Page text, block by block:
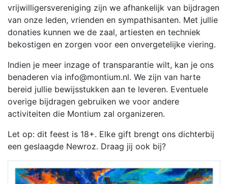
vrijwilligersvereniging zijn we afhankelijk van bijdragen
van onze leden, vrienden en sympathisanten. Met jullie
donaties kunnen we de zaal, artiesten en techniek
bekostigen en zorgen voor een onvergetelijke viering.
Indien je meer inzage of transparantie wilt, kan je ons
benaderen via info@montium.nl. We zijn van harte
bereid jullie bewijsstukken aan te leveren. Eventuele
overige bijdragen gebruiken we voor andere
activiteiten die Montium zal organizeren.
Let op: dit feest is 18+. Elke gift brengt ons dichterbij
een geslaagde Newroz. Draag jij ook bij?